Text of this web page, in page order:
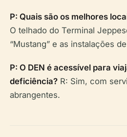
P: Quais são os melhores
O telhado do Terminal
“Mustang” e as instalações
P: O DEN é acessível para
deficiência? R: Sim, com
abrangentes.